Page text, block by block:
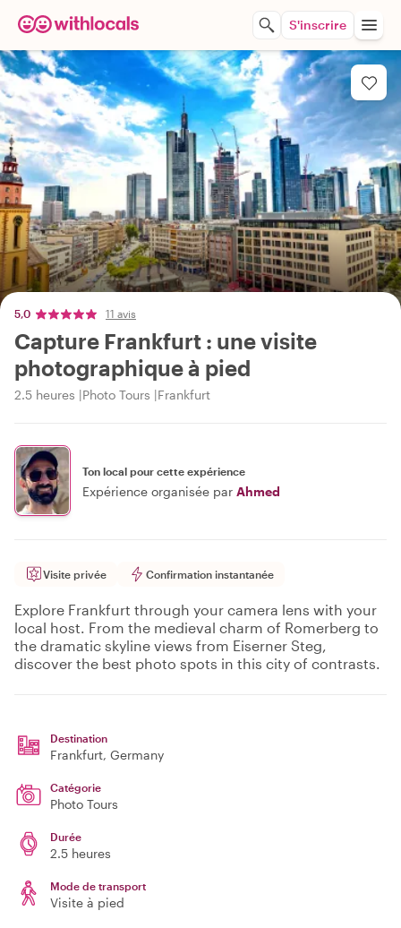
S'inscrire
5,0 11 avis
Capture Frankfurt : une visite
photographique à pied
2.5 heures Photo Tours Frankfurt
Ton local pour cette expérience
Expérience organisée par Ahmed
Visite privée Confirmation instantanée
Explore Frankfurt through your camera lens with your
local host. From the medieval charm of Romerberg to
the dramatic skyline views from Eiserner Steg,
discover the best photo spots in this city of contrasts.
Destination
Frankfurt, Germany
Catégorie
Photo Tours
Durée
2.5 heures
Mode de transport
Visite à pied